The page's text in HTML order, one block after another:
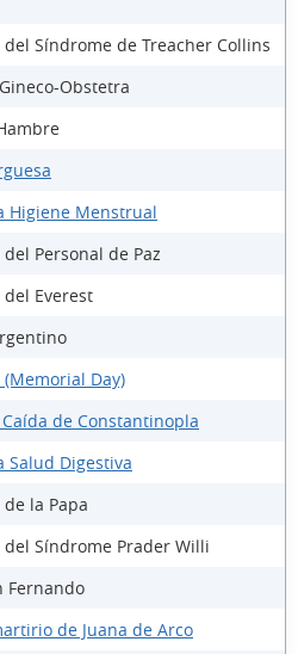
Síndrome de Treacher Collins
Obstetra
Higiene Menstrual
Personal de Paz
Everest
Day)
de Constantinopla
Salud Digestiva
la Papa
Síndrome Prader Willi
Fernando
de Juana de Arco